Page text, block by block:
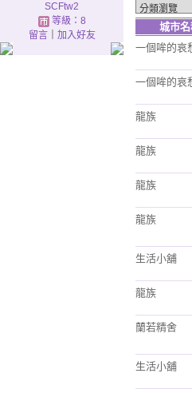
SCFtw2
等級：8
留言｜ 加入好友
城市名
一個哞的哀
一個哞的哀
龍族
龍族
龍族
龍族
生活小舖
龍族
蘭若精舍
生活小舖